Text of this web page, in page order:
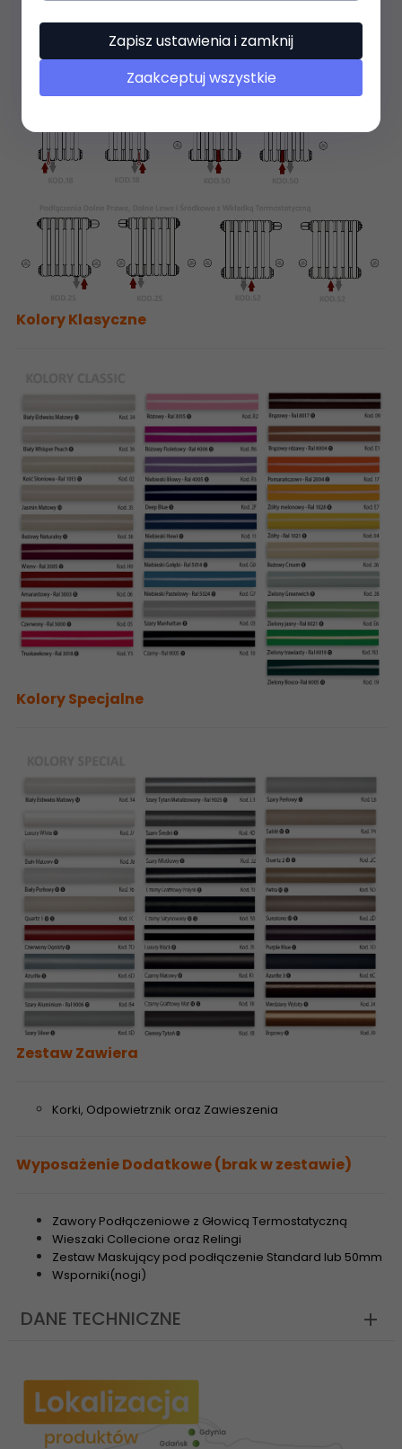
Kolory Klasyczne
Kolory Specjalne
Zestaw Zawiera
Korki, Odpowietrznik oraz Zawieszenia
Wyposażenie Dodatkowe (brak w zestawie)
Zawory Podłączeniowe z Głowicą Termostatyczną
Wieszaki Collecione oraz Relingi
Zestaw Maskujący pod podłączenie Standard lub 50mm
Wsporniki(nogi)
DANE TECHNICZNE
Zapisz ustawienia i zamknij
Zaakceptuj wszystkie